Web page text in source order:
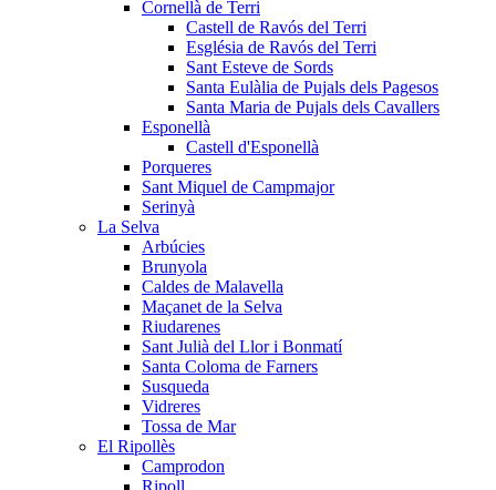
Cornellà de Terri
Castell de Ravós del Terri
Església de Ravós del Terri
Sant Esteve de Sords
Santa Eulàlia de Pujals dels Pagesos
Santa Maria de Pujals dels Cavallers
Esponellà
Castell d'Esponellà
Porqueres
Sant Miquel de Campmajor
Serinyà
La Selva
Arbúcies
Brunyola
Caldes de Malavella
Maçanet de la Selva
Riudarenes
Sant Julià del Llor i Bonmatí
Santa Coloma de Farners
Susqueda
Vidreres
Tossa de Mar
El Ripollès
Camprodon
Ripoll